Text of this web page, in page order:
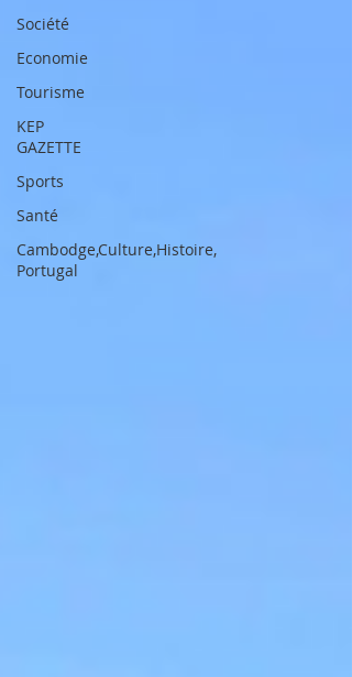
Société
Economie
Tourisme
KEP
GAZETTE
Sports
Santé
Cambodge,Culture,Histoire,
Portugal